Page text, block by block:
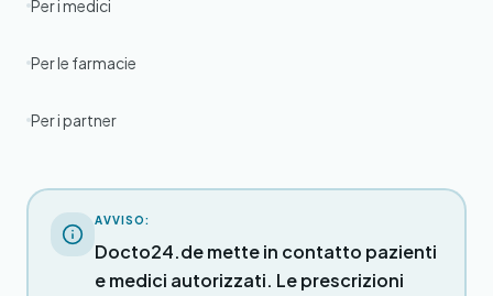
Per i medici
Per le farmacie
Per i partner
AVVISO:
Docto24.de mette in contatto pazienti
e medici autorizzati. Le prescrizioni